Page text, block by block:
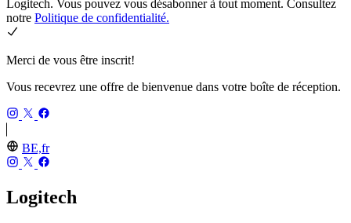
Logitech. Vous pouvez vous désabonner à tout moment. Consultez
notre Politique de confidentialité.
Merci de vous être inscrit!
Vous recevrez une offre de bienvenue dans votre boîte de réception.
BE,fr
Logitech